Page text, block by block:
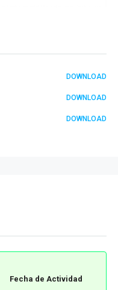
DOWNLOAD
DOWNLOAD
DOWNLOAD
Fecha de Actividad